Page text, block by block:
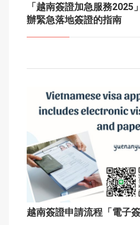
「越南簽證加急服務
辦緊急落地簽證的指南
越南簽證申請流程「電子